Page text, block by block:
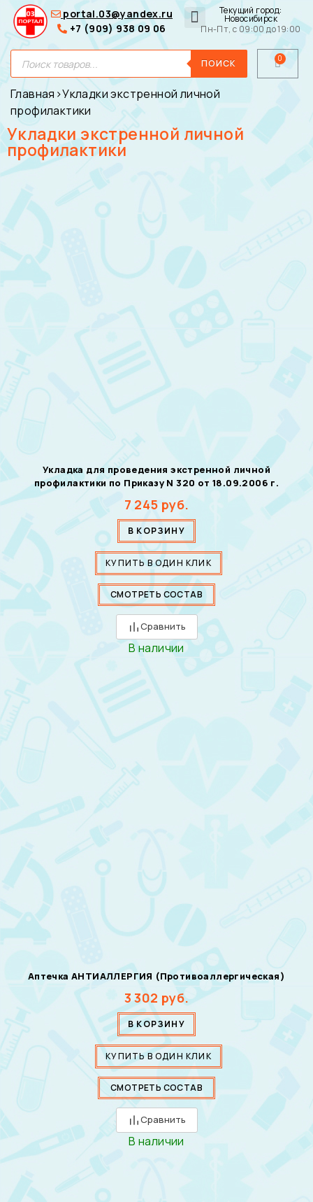
Текущий город:
Новосибирск
Пн-Пт, с 09:00 до 19:00
portal.03@yandex.ru
+7 (909) 938 09 06
ПОИСК
Главная ›Укладки экстренной личной
профилактики
Укладки экстренной личной
профилактики
Укладка для проведения экстренной личной
профилактики по Приказу N 320 от 18.09.2006 г.
7 245 руб.
В КОРЗИНУ
КУПИТЬ В ОДИН КЛИК
СМОТРЕТЬ СОСТАВ
Сравнить
В наличии
Аптечка АНТИАЛЛЕРГИЯ (Противоаллергическая)
3 302 руб.
В КОРЗИНУ
КУПИТЬ В ОДИН КЛИК
СМОТРЕТЬ СОСТАВ
Сравнить
В наличии